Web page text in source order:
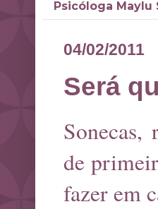
Psicóloga Maylu
04/02/2011
Será
de
fazer em